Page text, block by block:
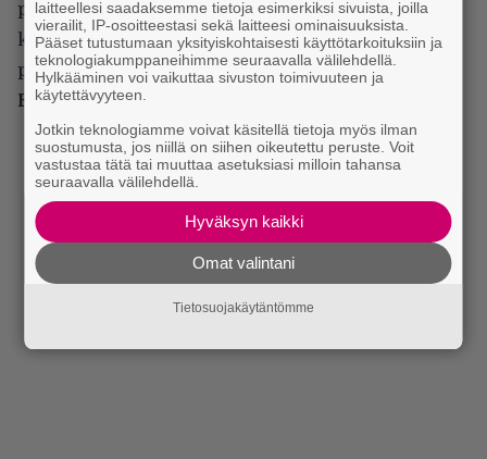
päivänä kuin lehtemme, ja yhtye on paitsi numeron
kannessa ja pääjuttuna myös sen arviosivujen
paalupaikalla. Haastattelussamme on kolmikko
Holopainen–Jansen
laitteellesi saadaksemme tietoja esimerkiksi sivuista, joilla
vierailit, IP-osoitteestasi sekä laitteesi ominaisuuksista.
Pääset tutustumaan yksityiskohtaisesti käyttötarkoituksiin ja
teknologiakumppaneihimme seuraavalla välilehdellä.
Hylkääminen voi vaikuttaa sivuston toimivuuteen ja
käytettävyyteen.
Jotkin teknologiamme voivat käsitellä tietoja myös ilman
suostumusta, jos niillä on siihen oikeutettu peruste. Voit
vastustaa tätä tai muuttaa asetuksiasi milloin tahansa
seuraavalla välilehdellä.
Hyväksyn kaikki
Omat valintani
Tietosuojakäytäntömme